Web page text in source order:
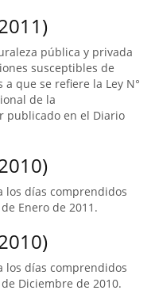
pública y privada
susceptibles de
que se refiere la Ley N°
de la
publicado en el Diario
los días comprendidos
Enero de 2011.
los días comprendidos
Diciembre de 2010.